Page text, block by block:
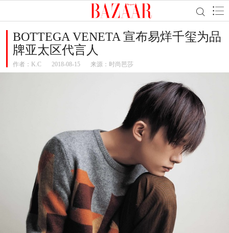
BOTTEGA VENETA 宣布易烊千玺为品
牌亚太区代言人
作者： K.C 2018-08-15 来源：时尚芭莎